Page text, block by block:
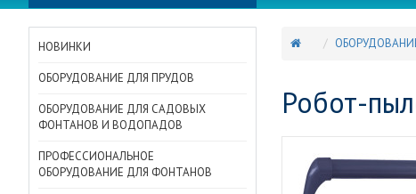
НОВИНКИ
ОБОРУДОВАНИЕ ДЛЯ ПРУДОВ
ОБОРУДОВАНИЕ ДЛЯ САДОВЫХ
ФОНТАНОВ И ВОДОПАДОВ
ПРОФЕССИОНАЛЬНОЕ
ОБОРУДОВАНИЕ ДЛЯ ФОНТАНОВ
Робот-